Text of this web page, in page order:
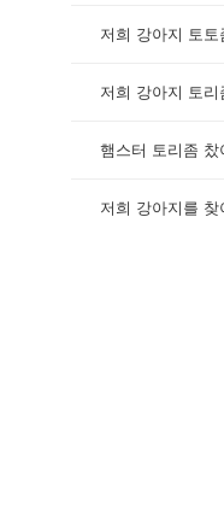
저희 강아지 토토
저희 강아지 토
햄스터 토리좀 찼
저희 강아지를 찾